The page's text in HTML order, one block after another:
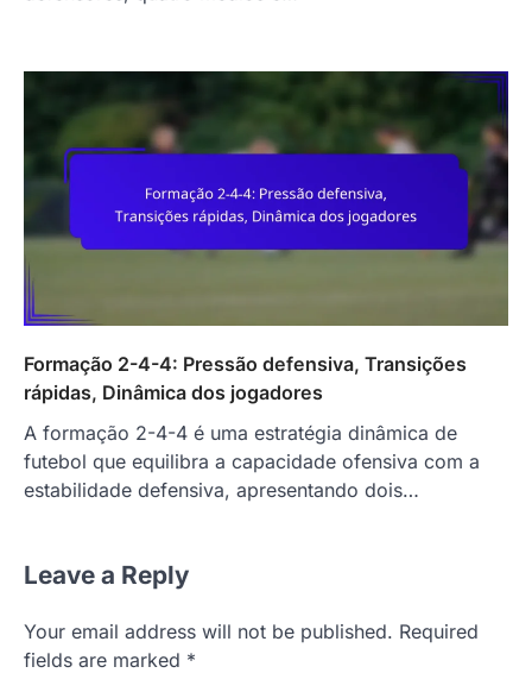
Formação 2-4-4: Pressão defensiva, Transições
rápidas, Dinâmica dos jogadores
A formação 2-4-4 é uma estratégia dinâmica de
futebol que equilibra a capacidade ofensiva com a
estabilidade defensiva, apresentando dois…
Leave a Reply
Your email address will not be published. Required
fields are marked *